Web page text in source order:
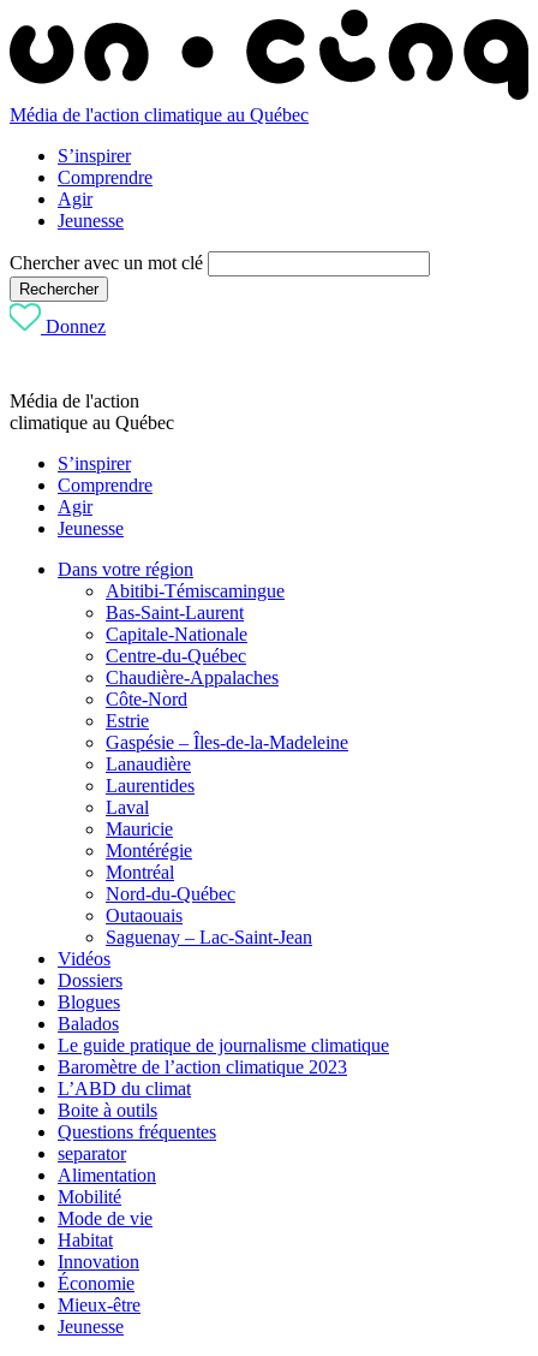
Média de l'action climatique au Québec
S’inspirer
Comprendre
Agir
Jeunesse
Chercher avec un mot clé
Rechercher
Donnez
Média de l'action
climatique au Québec
S’inspirer
Comprendre
Agir
Jeunesse
Dans votre région
Abitibi-Témiscamingue
Bas-Saint-Laurent
Capitale-Nationale
Centre-du-Québec
Chaudière-Appalaches
Côte-Nord
Estrie
Gaspésie – Îles-de-la-Madeleine
Lanaudière
Laurentides
Laval
Mauricie
Montérégie
Montréal
Nord-du-Québec
Outaouais
Saguenay – Lac-Saint-Jean
Vidéos
Dossiers
Blogues
Balados
Le guide pratique de journalisme climatique
Baromètre de l’action climatique 2023
L’ABD du climat
Boite à outils
Questions fréquentes
separator
Alimentation
Mobilité
Mode de vie
Habitat
Innovation
Économie
Mieux-être
Jeunesse